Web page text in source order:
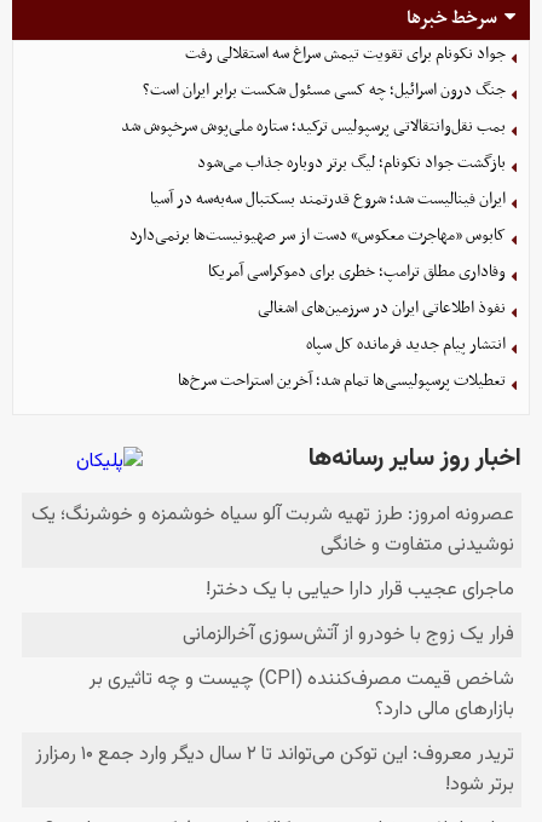
سرخط خبرها
جواد نکونام برای تقویت تیمش سراغ سه استقلالی رفت
جنگ درون اسرائیل؛ چه کسی مسئول شکست برابر ایران است؟
بمب نقل‌وانتقالاتی پرسپولیس ترکید؛ ستاره ملی‌پوش سرخپوش شد
بازگشت جواد نکونام؛ لیگ برتر دوباره جذاب می‌شود
ایران فینالیست شد؛ شروع قدرتمند بسکتبال سه‌به‌سه در آسیا
کابوس «مهاجرت معکوس» دست از سر صهیونیست‌ها برنمی‌دارد
وفاداری مطلق ترامپ؛ خطری برای دموکراسی آمریکا
نفوذ اطلاعاتی ایران در سرزمین‌های اشغالی
انتشار پیام جدید فرمانده کل سپاه
تعطیلات پرسپولیسی‌ها تمام شد؛ آخرین استراحت سرخ‌ها